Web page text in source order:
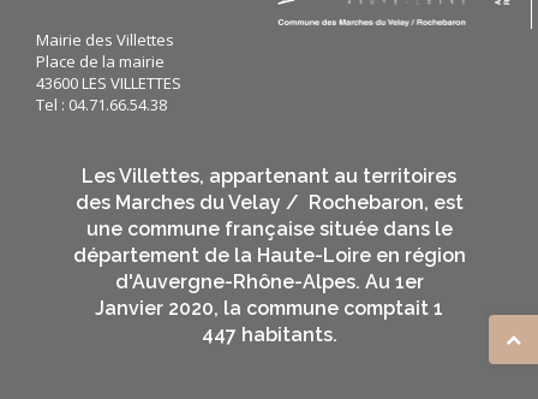
Mairie des Villettes
Place de la mairie
43600 LES VILLETTES
Tel : 04.71.66.54.38
Les Villettes, appartenant au territoires
des Marches du Velay / Rochebaron, est
une commune française située dans le
département de la Haute-Loire en région
d'Auvergne-Rhône-Alpes. Au 1er
Janvier 2020, la commune comptait 1
447 habitants.